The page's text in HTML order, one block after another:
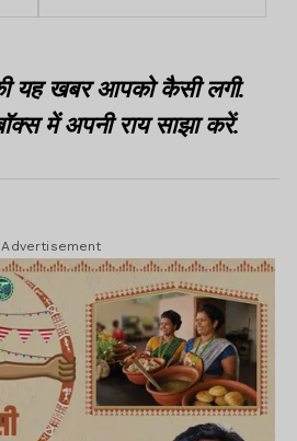
मदद से प्रश्नपत्र 551 शहरों
यह खबर आपको कैसी लगी.
में अपनी राय साझा करें.
Advertisement